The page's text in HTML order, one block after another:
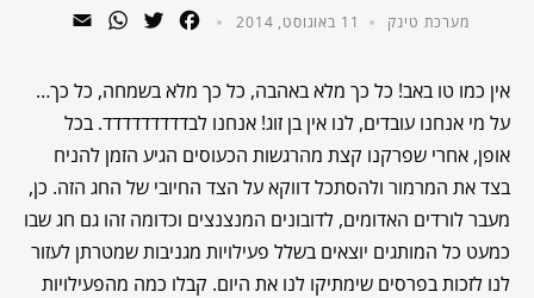
מערכת טינק 11 באוגוסט, 2014 Facebook
Twitter
WhatsApp
אין כמו טו באב! כל כך מלא באהבה, כל כך מלא בשמחה, כל כך…
על מי אנחנו עובדים, לנו אין בן זוג! אנחנו לבדדדדדדדדד. בכל
אופן, אחרי שפרקנו קצת מהרגשות הכעוסים הגיע הזמן להניח
בצד את המרמור ולהסתכל דווקא על הצד החיובי של החג הזה. כן,
מעבר לורדים האדומים, לדובונים המנצנצים וכדומה זהו גם חג שבו
כמעט כל המותגים יוצאים בשלל פעילויות מגניבות שמטרתן לעזור
לנו לזכות בפרסים שימתיקו לנו את היום. קבלו כמה מהפעילויות